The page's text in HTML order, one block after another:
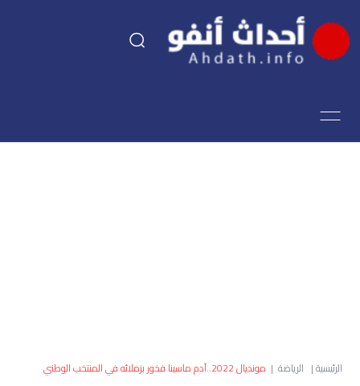
اقتصاد
العالم الرئيسية| الرياضة | مونديال 2022..آدم ماسينا فخور بزملائه في المنتخب الوطني